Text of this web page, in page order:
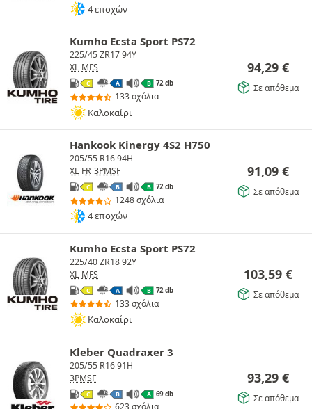
4 εποχών
Kumho Ecsta Sport PS72
225/45 ZR17 94Y
XL MFS
C A B 72 db
133 σχόλια
Καλοκαίρι
94,29 €
Σε απόθεμα
Hankook Kinergy 4S2 H750
205/55 R16 94H
XL FR 3PMSF
C B B 72 db
1248 σχόλια
4 εποχών
91,09 €
Σε απόθεμα
Kumho Ecsta Sport PS72
225/40 ZR18 92Y
XL MFS
C A B 72 db
133 σχόλια
Καλοκαίρι
103,59 €
Σε απόθεμα
Kleber Quadraxer 3
205/55 R16 91H
3PMSF
C B A 69 db
93,29 €
Σε απόθεμα